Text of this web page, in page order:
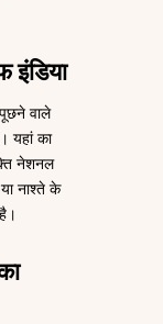
वाले
यहां का
नेशनल
नाश्ते के